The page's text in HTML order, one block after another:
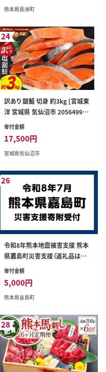
熊本県 長洲町---hn7tei_55400
熊本県長洲町
24
訳あり 銀鮭 切身 約3kg [宮城東
洋 宮城県 気仙沼市 20564992]
鮭 魚介類 海鮮 訳アリ 規格外 不
り身 冷凍 家庭用 おかず 弁当 支
援 サーモン 銀鮭切り身 魚 わけ
寄付金額
17,500円
宮城県気仙沼市
26
令和8年熊本地震被害支援 熊本
県嘉島町災害支援（返礼品はあ
りません） KK007
寄付金額
5,000円
熊本県嘉島町
28